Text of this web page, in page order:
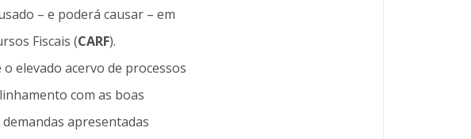
– e poderá causar – em
Fiscais (CARF).
elevado acervo de processos
com as boas
apresentadas